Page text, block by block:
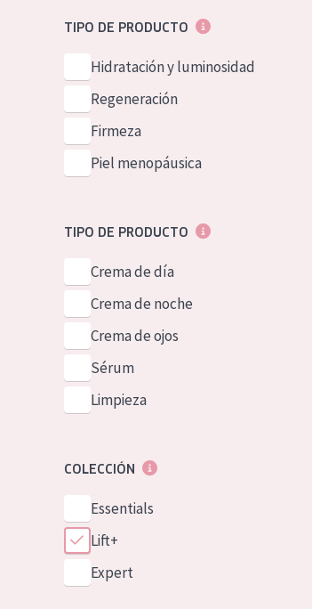
GermanTIPO DE PRODUCTO
Hidratación y luminosidad
Regeneración
Firmeza
Piel menopáusica
TIPO DE PRODUCTO
Crema de día
Crema de noche
Crema de ojos
Sérum
Limpieza
COLECCIÓN
Essentials
Lift+
Expert